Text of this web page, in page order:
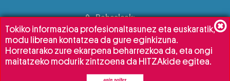
Babesleak:
Tokiko informazioa profesionaltasunez eta euskaratik,
modu librean kontatzea da gure eginkizuna.
Horretarako zure ekarpena beharrezkoa da, eta ongi
maitatzeko modurik zintzoena da HITZAkide egitea.